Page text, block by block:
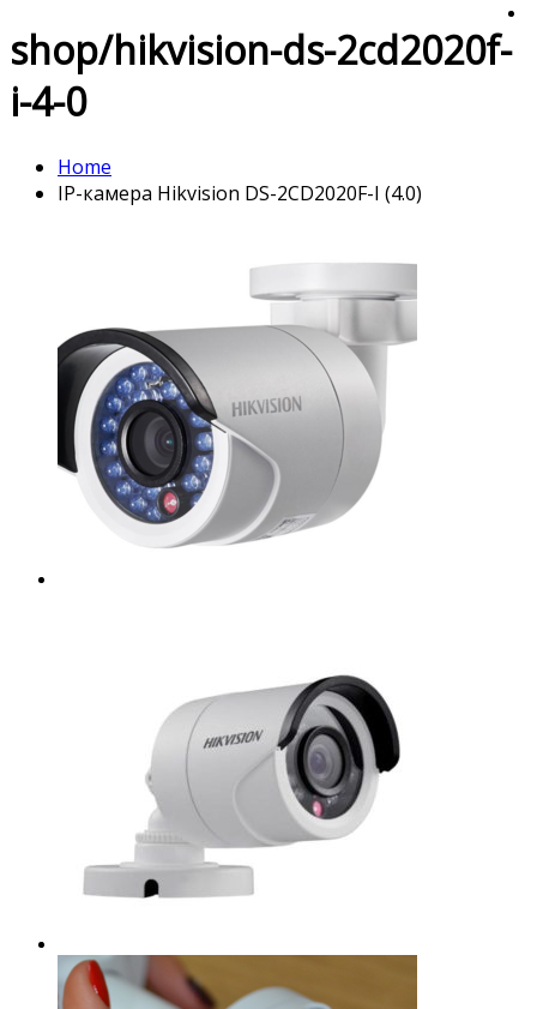
shop/hikvision-ds-2cd2020f-
i-4-0
Home
IP-камера Hikvision DS-2CD2020F-I (4.0)